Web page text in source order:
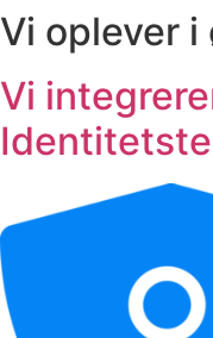
Skip
to
Vi oplever
Vi